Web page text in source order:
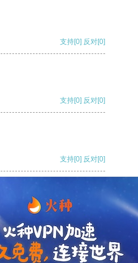
支持[0] 反对[0]
支持[0] 反对[0]
支持[0] 反对[0]